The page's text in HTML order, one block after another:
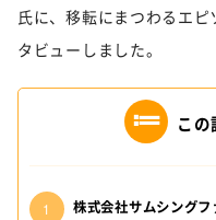
氏に、移転にまつわるエ
タビューしました。
こ
株式会社サムシングフ